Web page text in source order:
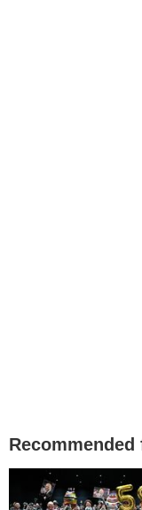
Recommended